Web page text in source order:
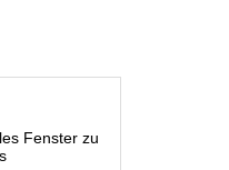
Fenster zu